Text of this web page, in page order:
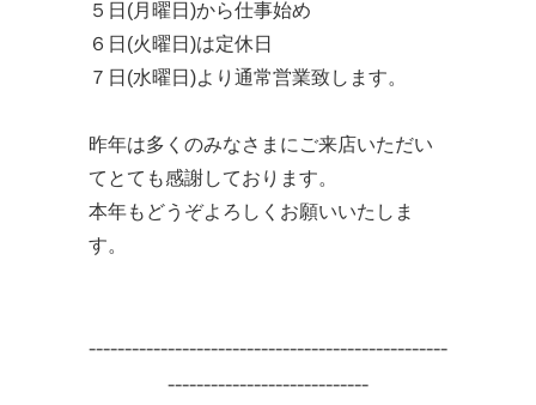
５日(月曜日)から仕事始め
６日(火曜日)は定休日
７日(水曜日)より通常営業致します。
昨年は多くのみなさまにご来店いただい
てとても感謝しております。
本年もどうぞよろしくお願いいたしま
す。
--------------------------------------------------
----------------------------